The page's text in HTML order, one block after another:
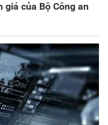
giá của Bộ Công an